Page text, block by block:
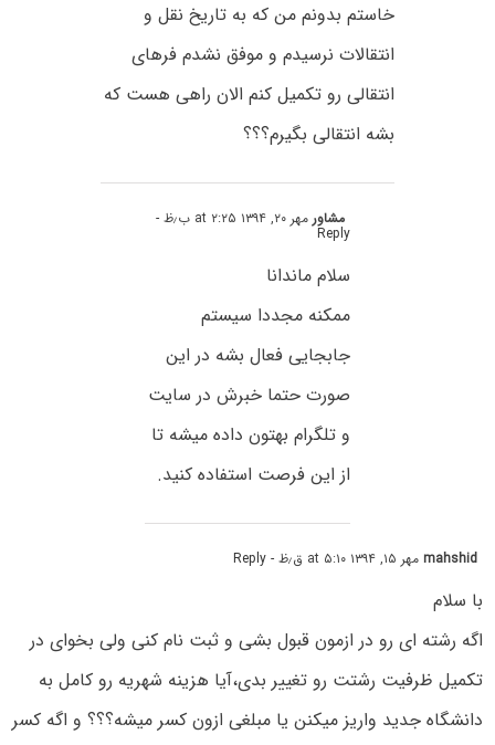
خاستم بدونم من که به تاریخ نقل و
انتقالات نرسیدم و موفق نشدم فرهای
انتقالی رو تکمیل کنم الان راهی هست که
بشه انتقالی بگیرم؟؟؟
مشاورمهر ۲۰, ۱۳۹۴ at ۲:۲۵ ب٫ظ -
Reply
سلام ماندانا
ممکنه مجددا سیستم
جابجایی فعال بشه در این
صورت حتما خبرش در سایت
و تلگرام بهتون داده میشه تا
از این فرصت استفاده کنید.
mahshidمهر ۱۵, ۱۳۹۴ at ۵:۱۰ ق٫ظ - Reply
با سلام
اگه رشته ای رو در ازمون قبول بشی و ثبت نام کنی ولی بخوای در
تکمیل ظرفیت رشتت رو تغییر بدی،آیا هزینه شهریه رو کامل به
دانشگاه جدید واریز میکنن یا مبلغی ازون کسر میشه؟؟؟ و اگه کسر